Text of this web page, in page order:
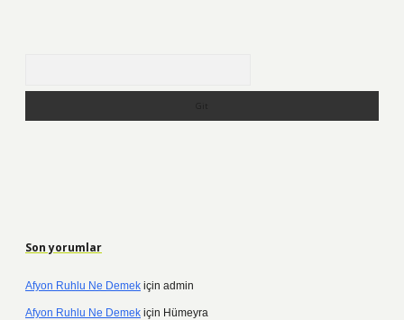
Son yorumlar
Afyon Ruhlu Ne Demek için admin
Afyon Ruhlu Ne Demek için Hümeyra